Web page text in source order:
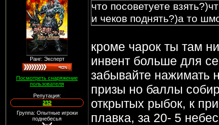
Ранг: Эксперт
Посмотреть снаряжение
пользователя
Репутация:
232
Группа: Опытные игроки
поднебесья
что посоветуете
и чеков поднять?)а то
кроме чарок ты там
инвент больше для
забывайте нажимать
призы но баллы
открытых рыбок, к
плавка, за 20- 5